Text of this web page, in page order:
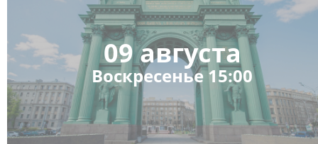
09 августа
Воскресенье 15:00